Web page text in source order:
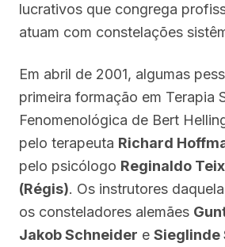
lucrativos que congrega
atuam com constelações
Em abril de 2001, algumas
primeira formação em Terapia
Fenomenológica de Bert
pelo terapeuta Richard
pelo psicólogo Reginaldo
(Régis). Os instrutores
os consteladores alemães
Jakob Schneider e Sieglinde